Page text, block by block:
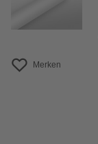
Merken